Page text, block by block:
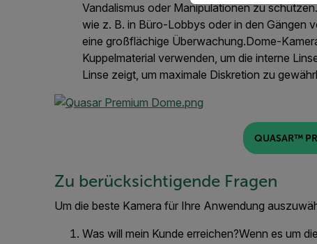
Vandalismus oder Manipulationen zu schützen.
wie z. B. in Büro-Lobbys oder in den Gängen
eine großflächige Überwachung.Dome-
Kuppelmaterial verwenden, um die interne
Linse zeigt, um maximale Diskretion zu
QUASAR™
Zu berücksichtigende Fragen
Um die beste Kamera für Ihre Anwendung
Was will mein Kunde erreichen?Wenn es um